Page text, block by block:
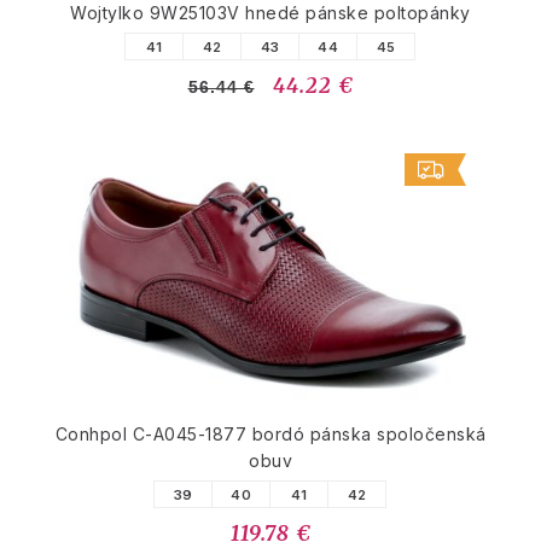
Wojtylko 9W25103V hnedé pánske poltopánky
41 42 43 44 45
56.44 € 44.22 €
Conhpol C-A045-1877 bordó pánska spoločenská
obuv
39 40 41 42
119.78 €